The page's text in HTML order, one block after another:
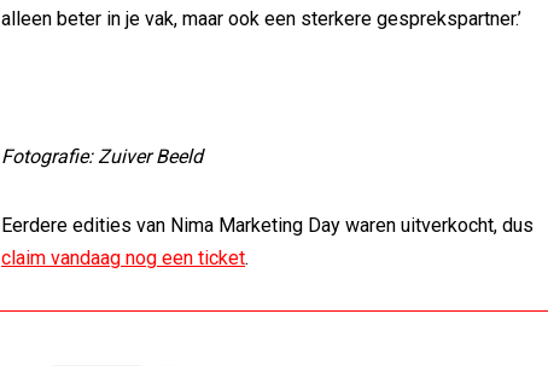
alleen beter in je vak, maar ook een sterkere gesprekspartner.’
Fotografie: Zuiver Beeld
Eerdere edities van Nima Marketing Day waren uitverkocht, dus
claim vandaag nog een ticket.